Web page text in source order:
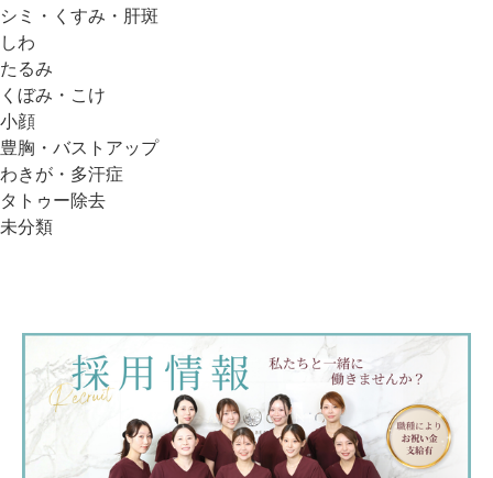
シミ・くすみ・肝斑
しわ
たるみ
くぼみ・こけ
小顔
豊胸・バストアップ
わきが・多汗症
タトゥー除去
未分類